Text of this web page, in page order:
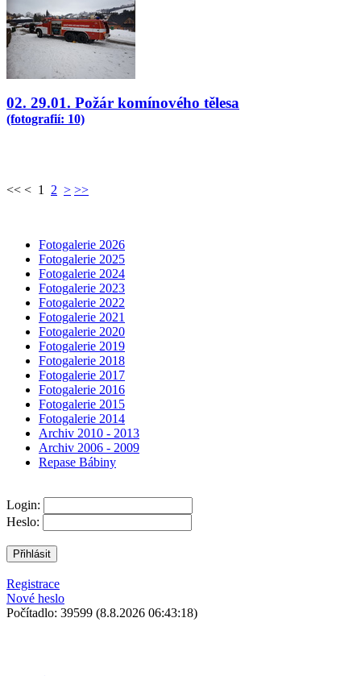
02. 29.01. Požár komínového tělesa
(fotografií: 10)
<< < 1 2 > >>
Fotogalerie 2026
Fotogalerie 2025
Fotogalerie 2024
Fotogalerie 2023
Fotogalerie 2022
Fotogalerie 2021
Fotogalerie 2020
Fotogalerie 2019
Fotogalerie 2018
Fotogalerie 2017
Fotogalerie 2016
Fotogalerie 2015
Fotogalerie 2014
Archiv 2010 - 2013
Archiv 2006 - 2009
Repase Bábiny
Login:
Heslo:
Registrace
Nové heslo
Počítadlo: 39599 (8.8.2026 06:43:18)